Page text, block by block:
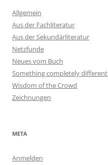
Allgemein
Aus der Fachliteratur
Aus der Sekundärliteratur
Netzfunde
Neues vom Buch
Something completely different
Wisdom of the Crowd
Zeichnungen
META
Anmelden